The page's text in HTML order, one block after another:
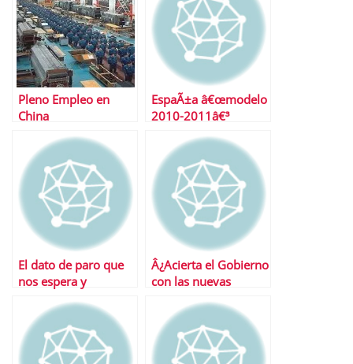
Pleno Empleo en
China
EspaÃ±a â€œmodelo
2010-2011â€³
El dato de paro que
nos espera y
tragedia griega
Â¿Acierta el Gobierno
con las nuevas